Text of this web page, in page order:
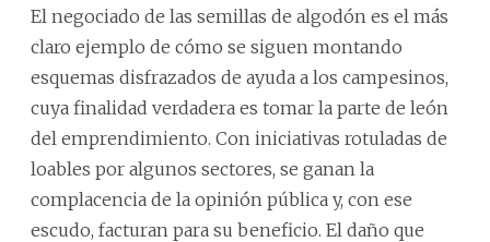
El negociado de las semillas de algodón es el más
claro ejemplo de cómo se siguen montando
esquemas disfrazados de ayuda a los campesinos,
cuya finalidad verdadera es tomar la parte de león
del emprendimiento. Con iniciativas rotuladas de
loables por algunos sectores, se ganan la
complacencia de la opinión pública y, con ese
escudo, facturan para su beneficio. El daño que